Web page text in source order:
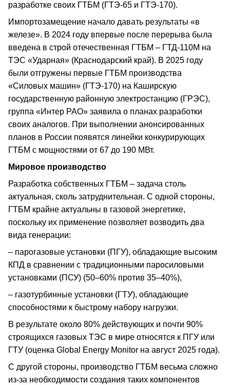
разработке своих ГТБМ (ГТЭ-65 и ГТЭ-170).
Импортозамещение начало давать результаты «в
железе». В 2024 году впервые после перерыва была
введена в строй отечественная ГТБМ – ГТД-110М на
ТЭС «Ударная» (Краснодарский край). В 2025 году
были отгружены первые ГТБМ производства
«Силовых машин» (ГТЭ-170) на Каширскую
государственную районную электростанцию (ГРЭС),
группа «Интер РАО» заявила о планах разработки
своих аналогов. При выполнении анонсированных
планов в России появятся линейки конкурирующих
ГТБМ с мощностями от 67 до 190 МВт.
Мировое производство
Разработка собственных ГТБМ – задача столь
актуальная, сколь затруднительная. С одной стороны,
ГТБМ крайне актуальны в газовой энергетике,
поскольку их применение позволяет возводить два
вида генерации:
– парогазовые установки (ПГУ), обладающие высоким
КПД в сравнении с традиционными паросиловыми
установками (ПСУ) (50–60% против 35–40%),
– газотурбинные установки (ГТУ), обладающие
способностями к быстрому набору нагрузки.
В результате около 80% действующих и почти 90%
строящихся газовых ТЭС в мире относятся к ПГУ или
ГТУ (оценка Global Energy Monitor на август 2025 года).
С другой стороны, производство ГТБМ весьма сложно
из-за необходимости создания таких компонентов